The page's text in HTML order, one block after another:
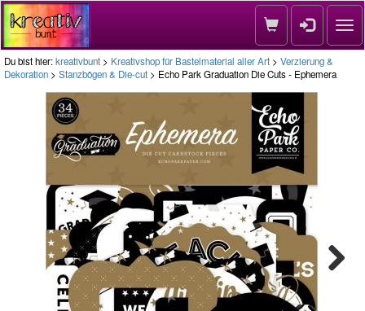
Du bist hier:kreativbunt > Kreativshop für Bastelmaterial aller Art > Verzierung &
Dekoration > Stanzbögen & Die-cut > Echo Park Graduation Die Cuts - Ephemera